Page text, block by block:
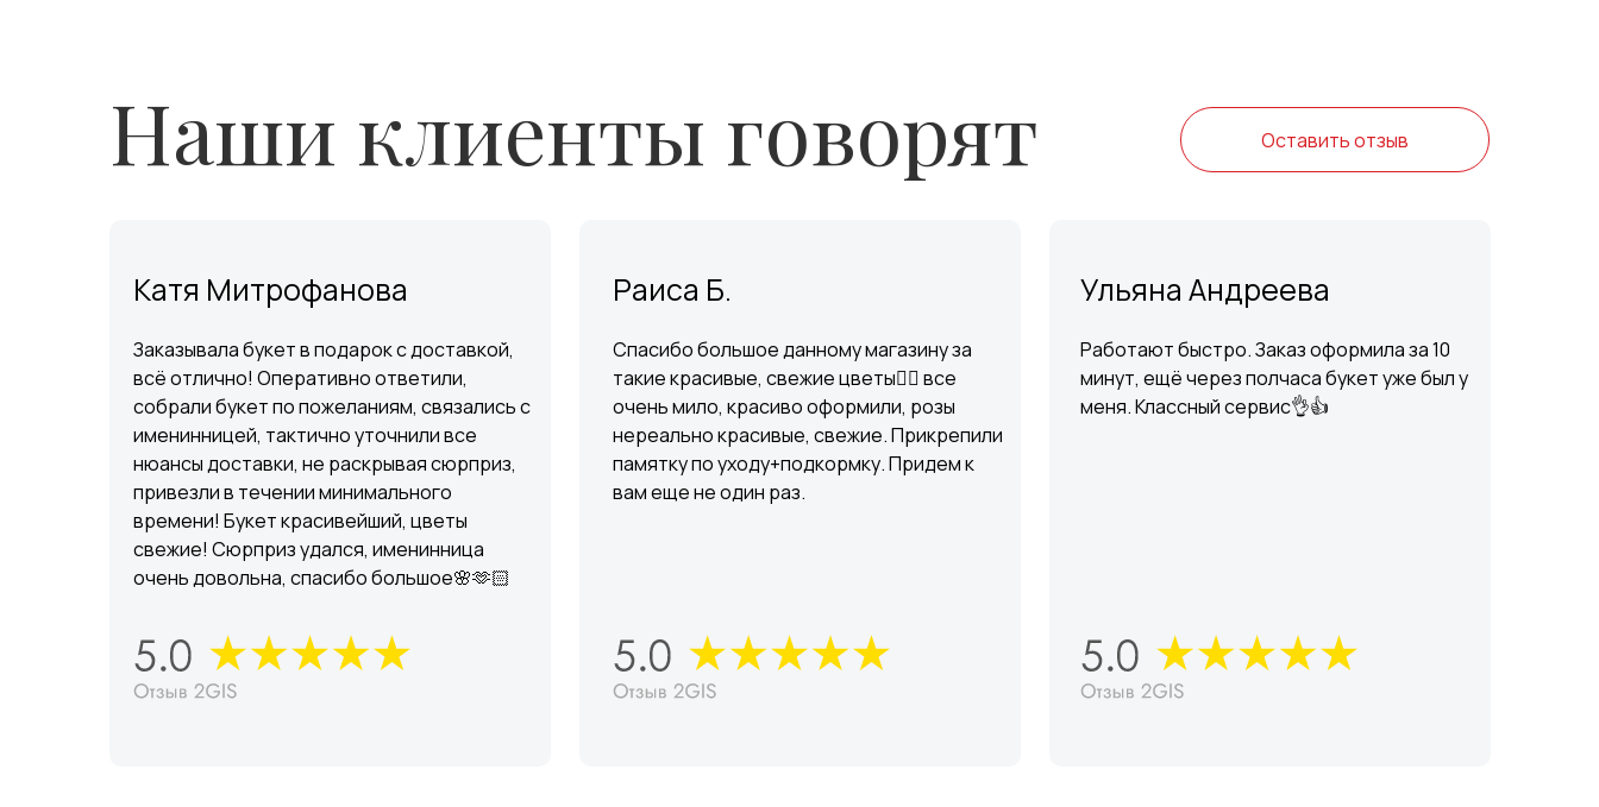
Наши клиенты говорят
Катя Митрофанова
Заказывала букет в подарок с доставкой,
всё отлично! Оперативно ответили,
собрали букет по пожеланиям, связались с
именинницей, тактично уточнили все
нюансы доставки, не раскрывая сюрприз,
привезли в течении минимального
времени! Букет красивейший, цветы
свежие! Сюрприз удался, именинница
очень довольна, спасибо большое🌸🫶🏻
Раиса Б.
Спасибо большое данному магазину за
такие красивые, свежие цветы👍🏼 все
очень мило, красиво оформили, розы
нереально красивые, свежие. Прикрепили
памятку по уходу+подкормку. Придем к
вам еще не один раз.
Ульяна Андреева
Работают быстро. Заказ оформила за 10
минут, ещё через полчаса букет уже был у
меня. Классный сервис👌👍
Оставить отзыв